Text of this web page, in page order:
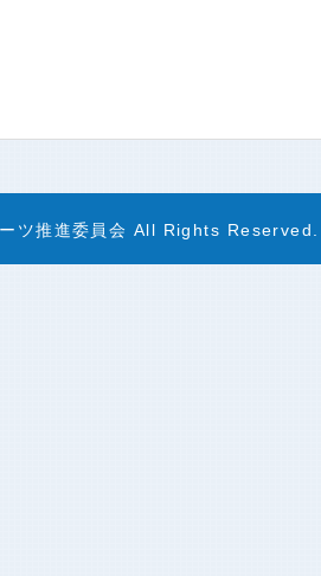
ツ推進委員会 All Rights Reserved.